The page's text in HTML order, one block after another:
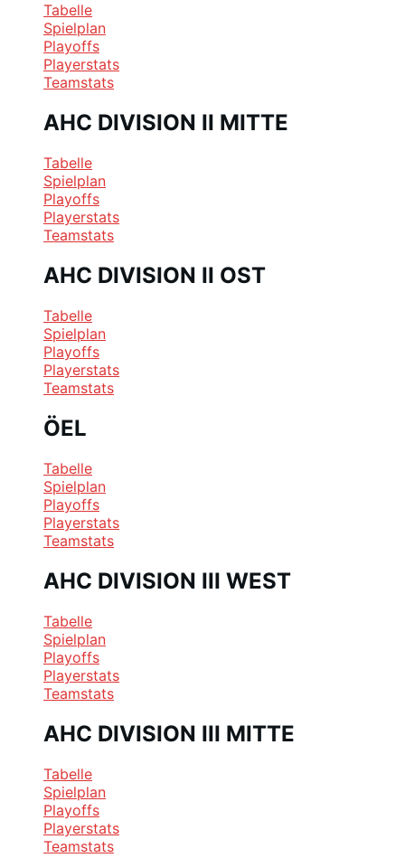
Tabelle
Spielplan
Playoffs
Playerstats
Teamstats
AHC DIVISION II MITTE
Tabelle
Spielplan
Playoffs
Playerstats
Teamstats
AHC DIVISION II OST
Tabelle
Spielplan
Playoffs
Playerstats
Teamstats
ÖEL
Tabelle
Spielplan
Playoffs
Playerstats
Teamstats
AHC DIVISION III WEST
Tabelle
Spielplan
Playoffs
Playerstats
Teamstats
AHC DIVISION III MITTE
Tabelle
Spielplan
Playoffs
Playerstats
Teamstats